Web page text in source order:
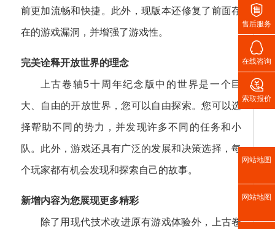
前更加流畅和快捷。此外，现版本还修复了前面存
在的游戏漏洞，并增强了游戏性。
完美诠释开放世界的理念
上古卷轴5十周年纪念版中的世界是一个巨
大、自由的开放世界，您可以自由探索。您可以选
择帮助不同的势力，并发现许多不同的任务和小
队。此外，游戏还具有广泛的发展和决策选择，每
个玩家都有机会发现和探索自己的故事。
新增内容为您展现更多精彩
除了用现代技术改进原有游戏体验外，上古卷

售后服务

在线咨询

索取报价
网站地图
网站地图